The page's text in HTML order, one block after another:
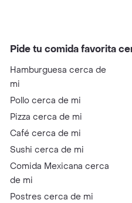
Pide tu comida favorita
Hamburguesa cerca de
mi
Pollo cerca de mi
Pizza cerca de mi
Café cerca de mi
Sushi cerca de mi
Comida Mexicana cerca
de mi
Postres cerca de mi